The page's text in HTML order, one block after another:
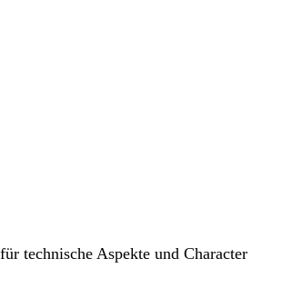
technische Aspekte und Character